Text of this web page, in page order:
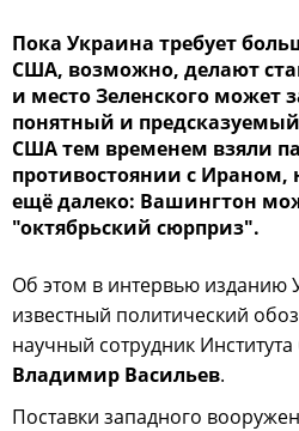
Пока Украина требует
США, возможно, делают
и место Зеленского может
понятный и
США тем временем взяли
противостоянии с Ираном,
ещё далеко: Вашингтон
"октябрьский сюрприз".
Об этом в интервью изданию
известный политический
научный сотрудник
Владимир Васильев.
Поставки западного